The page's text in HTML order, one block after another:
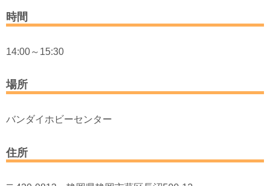
時間
14:00～15:30
場所
バンダイホビーセンター
住所